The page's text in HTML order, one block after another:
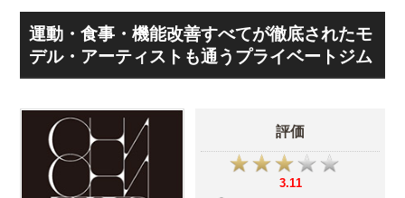
運動・食事・機能改善すべてが徹底されたモ
デル・アーティストも通うプライベートジム
評価
3.11